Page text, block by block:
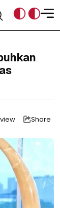
view Share